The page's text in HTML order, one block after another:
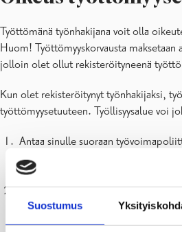
Suostumus
Työttömänä työnhakijana voit olla
Huom! Työttömyyskorvausta
jolloin olet ollut rekisteröityneenä
Kun olet rekisteröitynyt työnhakijaksi,
työttömyysetuuteen. Työllisyysalue voi
Antaa sinulle suoraan
rekisteröitymisen yhteydessä
Lausunnossa voi joko myöntää
Laatia tarkemman selvityksen
tietojen pohjalta. Tämä koskee
liittyvät opintoihin, yritystoimintaan